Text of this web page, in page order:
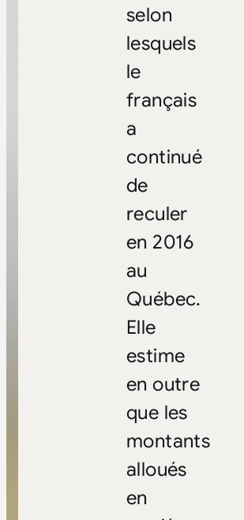
selon
lesquels
le
français
a
continué
de
reculer
en 2016
au
Québec.
Elle
estime
en outre
que les
montants
alloués
en